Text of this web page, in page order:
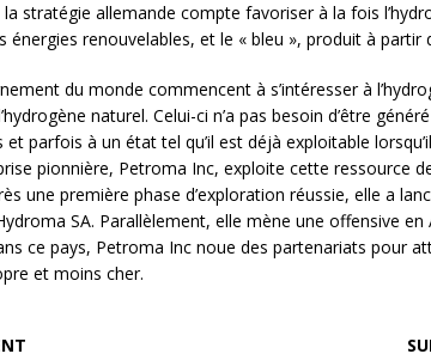
stratégie allemande compte favoriser à la fois
énergies renouvelables, et le « bleu », produit à partir
du monde commencent à s’intéresser à
naturel. Celui-ci n’a pas besoin d’être
parfois à un état tel qu’il est déjà exploitable
pionnière, Petroma Inc, exploite cette ressource
une première phase d’exploration réussie, elle a
SA. Parallèlement, elle mène une offensive en
ce pays, Petroma Inc noue des partenariats pour
et moins cher.